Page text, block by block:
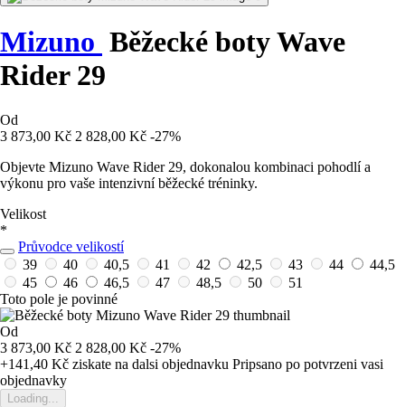
Mizuno Běžecké boty Wave
Rider 29
Od
3 873,00 Kč 2 828,00 Kč -27%
Objevte Mizuno Wave Rider 29, dokonalou kombinaci pohodlí a
výkonu pro vaše intenzivní běžecké tréninky.
Velikost
*
Průvodce velikostí
39
40 40,5 41 42 42,5 43 44
44,5
45
46 46,5 47 48,5 50
51
Toto pole je povinné
Od
3 873,00 Kč 2 828,00 Kč -27%
+141,40 Kč ziskate na dalsi objednavku Pripsano po potvrzeni vasi
objednavky
Loading...